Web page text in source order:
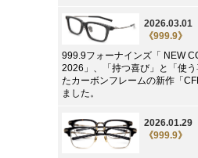
2026.03.01
《999.9》
999.9フォーナインズ「 NEW
2026」、「持つ喜び」と「使
たカーボンフレームの新作「
ました。
2026.01.29
《999.9》